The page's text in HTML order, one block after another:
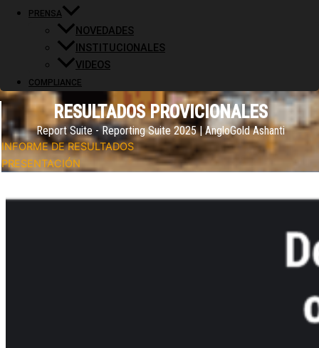
PRENSA
NOVEDADES
INSTITUCIONALES
VIDEOS
COMPLIANCE
RESULTADOS PROVICIONALES
Report Suite - Reporting Suite 2025 | AngloGold Ashanti
INFORME DE RESULTADOS
PRESENTACIÓN